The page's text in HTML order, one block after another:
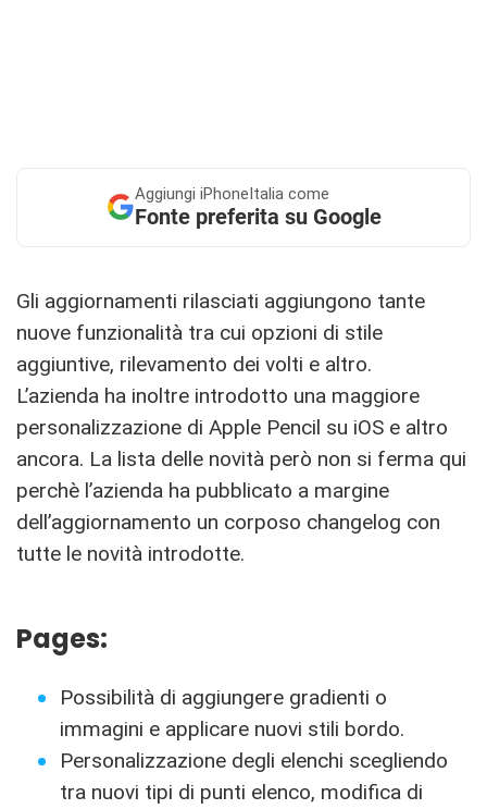
Aggiungi iPhoneItalia come
Fonte preferita su Google
Gli aggiornamenti rilasciati aggiungono tante
nuove funzionalità tra cui opzioni di stile
aggiuntive, rilevamento dei volti e altro.
L’azienda ha inoltre introdotto una maggiore
personalizzazione di Apple Pencil su iOS e altro
ancora. La lista delle novità però non si ferma qui
perchè l’azienda ha pubblicato a margine
dell’aggiornamento un corposo changelog con
tutte le novità introdotte.
Pages:
Possibilità di aggiungere gradienti o
immagini e applicare nuovi stili bordo.
Personalizzazione degli elenchi scegliendo
tra nuovi tipi di punti elenco, modifica di